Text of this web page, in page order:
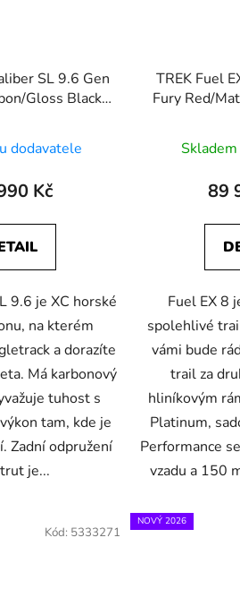
SL 9.6 Gen
Gloss Black
dodavatele
Kč
9.6 je XC horské
na kterém
a dorazíte
Má karbonový
tuhost s
tam, kde je
Zadní odpružení
je...
TREK Fuel
Fury Red/
89
Fuel EX 8
spolehlivé
vámi bude
trail za
hliníkovým
Platinum,
Performance
vzadu a 150
Kód: 5333271
NOVÝ 2026